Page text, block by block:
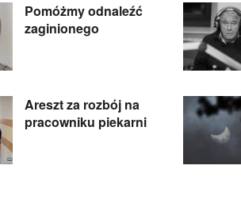
Pomóżmy odnaleźć
zaginionego
Areszt za rozbój na
pracowniku piekarni